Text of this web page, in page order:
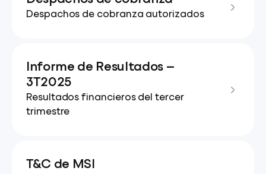
Despachos de cobranza autorizados
Informe de Resultados —
3T2025
Resultados financieros del tercer
trimestre
T&C de MSI